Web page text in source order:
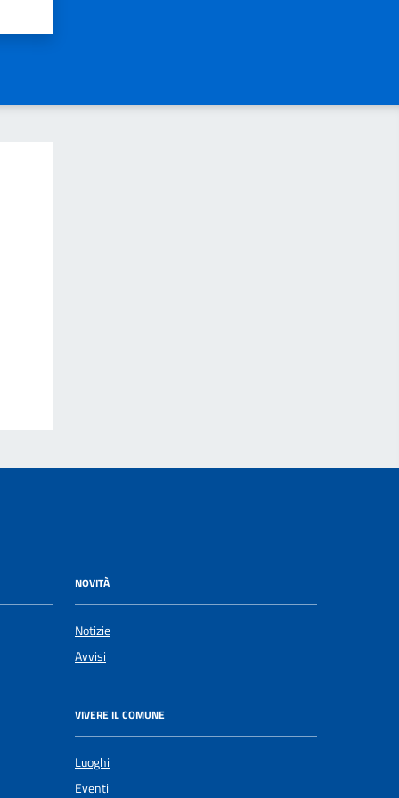
NOVITÀ
Notizie
Avvisi
VIVERE IL COMUNE
Luoghi
Eventi